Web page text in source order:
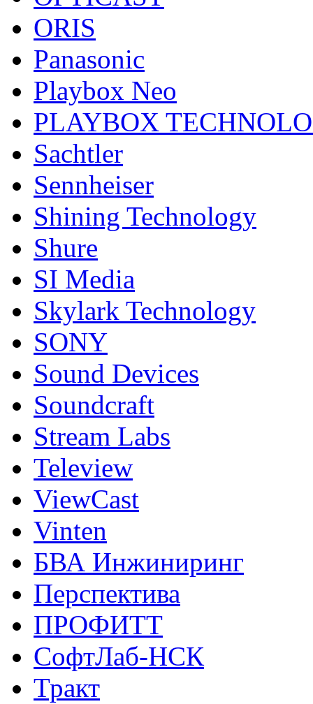
ORIS
Panasonic
Playbox Neo
PLAYBOX
Sachtler
Sennheiser
Shining Technology
Shure
SI Media
Skylark Technology
SONY
Sound Devices
Soundcraft
Stream Labs
Teleview
ViewCast
Vinten
БВА Инжиниринг
Перспектива
ПРОФИТТ
СофтЛаб-НСК
Тракт